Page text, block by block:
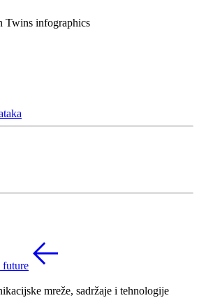
Twins infographics
future
mreže, sadržaje i tehnologije